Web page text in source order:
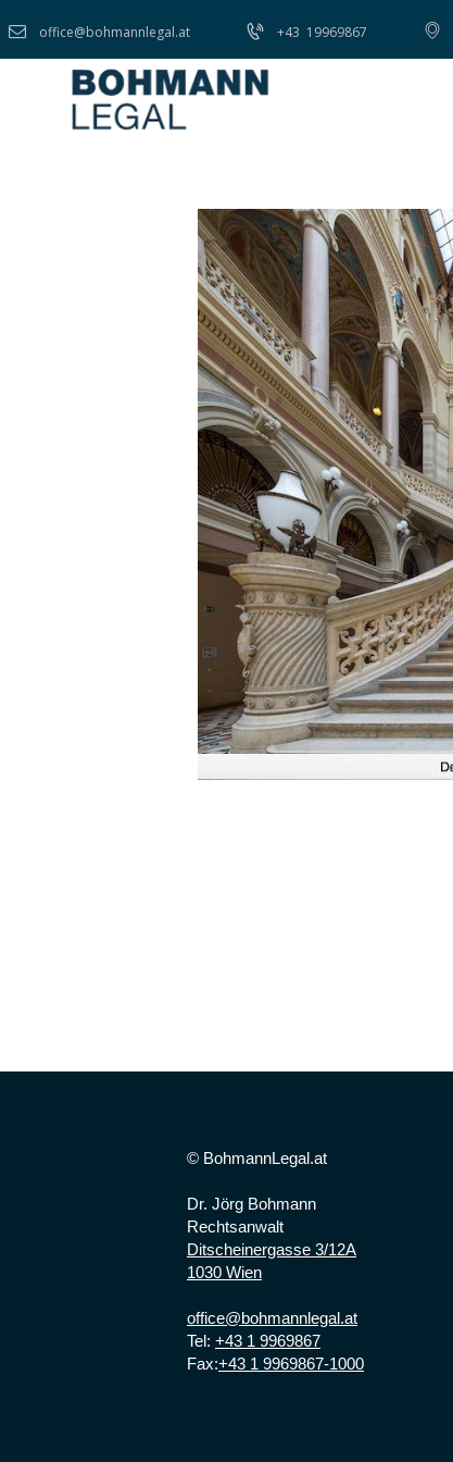
office@bohmannlegal.at +43 19969867
© BohmannLegal.at
Dr. Jörg Bohmann
Rechtsanwalt
Ditscheinergasse 3/12A
1030 Wien
office@bohmannlegal.at
Tel: +43 1 9969867
Fax:+43 1 9969867-1000